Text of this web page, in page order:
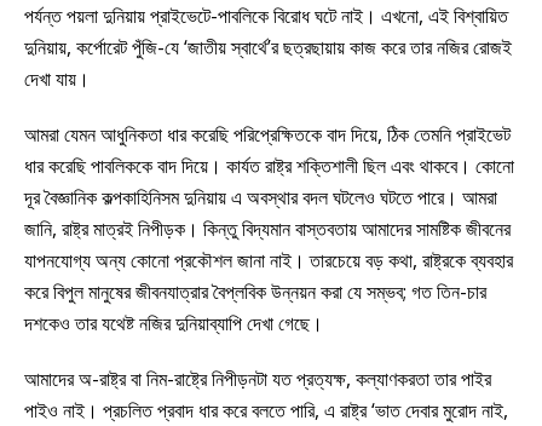
পর্যন্ত পয়লা দুনিয়ায় প্রাইভেটে-পাবলিকে বিরোধ ঘটে নাই। এখনো, এই বিশ্বায়িত
দুনিয়ায়, কর্পোরেট পুঁজি-যে ‘জাতীয় স্বার্থে’র ছত্রছায়ায় কাজ করে তার নজির রোজই
দেখা যায়।
আমরা যেমন আধুনিকতা ধার করেছি পরিপ্রেক্ষিতকে বাদ দিয়ে, ঠিক তেমনি প্রাইভেট
ধার করেছি পাবলিককে বাদ দিয়ে। কার্যত রাষ্ট্র শক্তিশালী ছিল এবং থাকবে। কোনো
দূর বৈজ্ঞানিক কল্পকাহিনিসম দুনিয়ায় এ অবস্থার বদল ঘটলেও ঘটতে পারে। আমরা
জানি, রাষ্ট্র মাত্রই নিপীড়ক। কিন্তু বিদ্যমান বাস্তবতায় আমাদের সামষ্টিক জীবনের
যাপনযোগ্য অন্য কোনো প্রকৌশল জানা নাই। তারচেয়ে বড় কথা, রাষ্ট্রকে ব্যবহার
করে বিপুল মানুষের জীবনযাত্রার বৈপ্লবিক উন্নয়ন করা যে সম্ভব; গত তিন-চার
দশকেও তার যথেষ্ট নজির দুনিয়াব্যাপি দেখা গেছে।
আমাদের অ-রাষ্ট্র বা নিম-রাষ্ট্রে নিপীড়নটা যত প্রত্যক্ষ, কল্যাণকরতা তার পাইর
পাইও নাই। প্রচলিত প্রবাদ ধার করে বলতে পারি, এ রাষ্ট্র ‘ভাত দেবার মুরোদ নাই,